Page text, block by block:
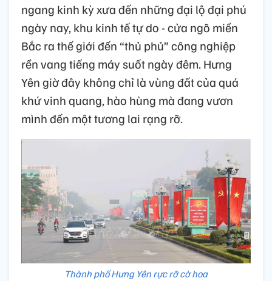
ngang kinh kỳ xưa đến những đại lộ đại phú
ngày nay, khu kinh tế tự do - cửa ngõ miền
Bắc ra thế giới đến “thủ phủ” công nghiệp
rền vang tiếng máy suốt ngày đêm. Hưng
Yên giờ đây không chỉ là vùng đất của quá
khứ vinh quang, hào hùng mà đang vươn
mình đến một tương lai rạng rỡ.
Thành phố Hưng Yên rực rỡ cờ hoa